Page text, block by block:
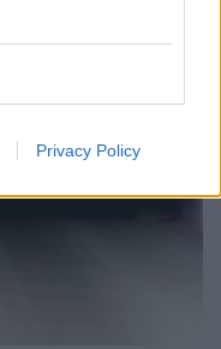
Privacy Policy